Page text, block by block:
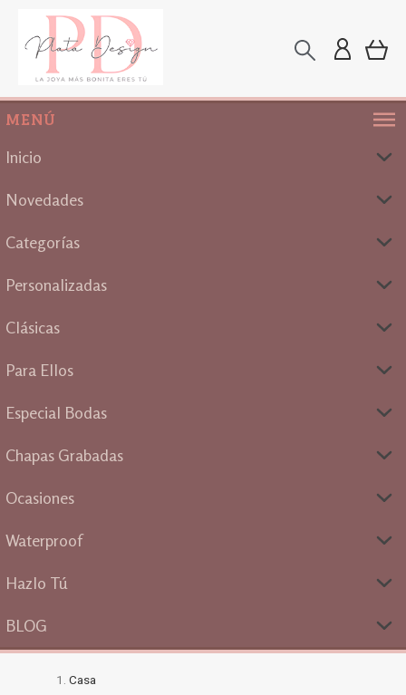
MENÚ
Inicio
Novedades
Categorías
Personalizadas
Clásicas
Para Ellos
Especial Bodas
Chapas Grabadas
Ocasiones
Waterproof
Hazlo Tú
BLOG
Casa